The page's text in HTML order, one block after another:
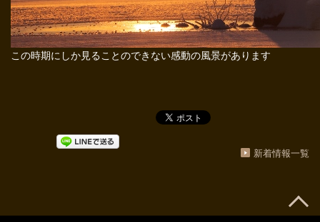
この時期にしか見ることのできない感動の風景があります
新着情報一覧